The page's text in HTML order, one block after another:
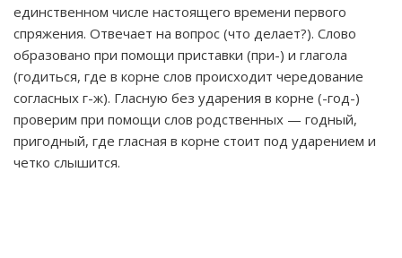
единственном числе настоящего времени первого
спряжения. Отвечает на вопрос (что делает?). Слово
образовано при помощи приставки (при-) и глагола
(годиться, где в корне слов происходит чередование
согласных г-ж). Гласную без ударения в корне (-год-)
проверим при помощи слов родственных — годный,
пригодный, где гласная в корне стоит под ударением и
четко слышится.